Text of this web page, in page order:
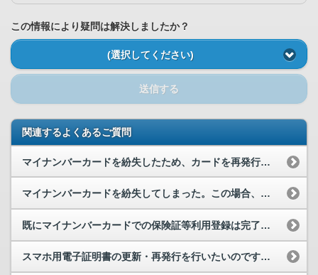
この情報により疑問は解決しましたか？
(選択してください)
送信する
関連するよくあるご質問
マイナンバーカードを紛失したため、カードを再発行しました。マイナポータルは紛失前から利用してい...
マイナンバーカードを紛失してしまった。この場合、新しく利用者フォルダを開設し直す必要があるので...
既にマイナンバーカードでの保険証等利用登録は完了していますが、就職や転職、退職等により、健康保...
スマホ用電子証明書の更新・再発行を行いたいのですが、どうすればいいですか。